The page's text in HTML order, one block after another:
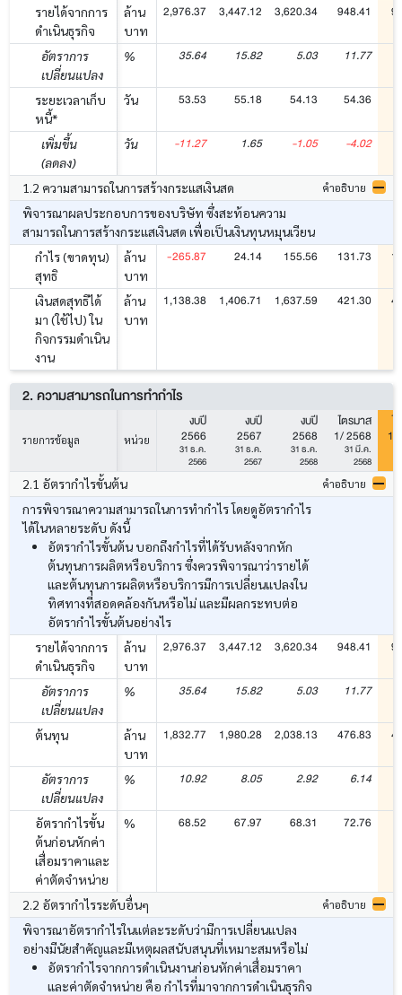
รายได้จากการ
ดำเนินธุรกิจ
ล้าน
บาท
2,976.37 3,447.12 3,620.34 948.41
อัตราการ
เปลี่ยนแปลง
% 35.64 15.82 5.03 11.77
ระยะเวลาเก็บ
หนี้*
วัน 53.53 55.18 54.13 54.36
เพิ่มขึ้น
(ลดลง)
วัน -11.27 1.65 -1.05 -4.02
1.2 ความสามารถในการสร้างกระแสเงินสด คำอธิบาย
พิจารณาผลประกอบการของบริษัท ซึ่งสะท้อนความ
สามารถในการสร้างกระแสเงินสด เพื่อเป็นเงินทุนหมุนเวียน
กำไร (ขาดทุน)
สุทธิ
ล้าน
บาท
-265.87 24.14 155.56 131.73
เงินสดสุทธิได้
มา (ใช้ไป) ใน
กิจกรรมดำเนิน
งาน
ล้าน
บาท
1,138.38 1,406.71 1,637.59 421.30
2. ความสามารถในการทำกำไร
รายการข้อมูล หน่วย
งบปี
2566
31 ธ.ค.
2566
งบปี
2567
31 ธ.ค.
2567
งบปี
2568
31 ธ.ค.
2568
ไตรมาส
1/ 2568
31 มี.ค.
2568
ไ
1/
2.1 อัตรากำไรขั้นต้น คำอธิบาย
การพิจารณาความสามารถในการทำกำไร โดยดูอัตรากำไร
ได้ในหลายระดับ ดังนี้
อัตรากำไรขั้นต้น บอกถึงกำไรที่ได้รับหลังจากหัก
ต้นทุนการผลิตหรือบริการ ซึ่งควรพิจารณาว่ารายได้
และต้นทุนการผลิตหรือบริการมีการเปลี่ยนแปลงใน
ทิศทางที่สอดคล้องกันหรือไม่ และมีผลกระทบต่อ
อัตรากำไรขั้นต้นอย่างไร
รายได้จากการ
ดำเนินธุรกิจ
ล้าน
บาท
2,976.37 3,447.12 3,620.34 948.41
อัตราการ
เปลี่ยนแปลง
% 35.64 15.82 5.03 11.77
ต้นทุน
ล้าน
บาท
1,832.77 1,980.28 2,038.13 476.83
อัตราการ
เปลี่ยนแปลง
% 10.92 8.05 2.92 6.14
อัตรากำไรขั้น
ต้นก่อนหักค่า
เสื่อมราคาและ
ค่าตัดจำหน่าย
% 68.52 67.97 68.31 72.76
2.2 อัตรากำไรระดับอื่นๆ คำอธิบาย
พิจารณาอัตรากำไรในแต่ละระดับว่ามีการเปลี่ยนแปลง
อย่างมีนัยสำคัญและมีเหตุผลสนับสนุนที่เหมาะสมหรือไม่
อัตรากำไรจากการดำเนินงานก่อนหักค่าเสื่อมราคา
และค่าตัดจำหน่าย คือ กำไรที่มาจากการดำเนินธุรกิจ